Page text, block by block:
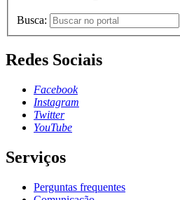
Busca:
Redes Sociais
Facebook
Instagram
Twitter
YouTube
Serviços
Perguntas frequentes